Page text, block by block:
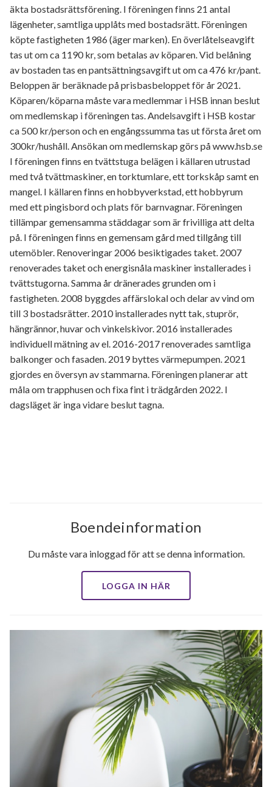
äkta bostadsrättsförening. I föreningen finns 21 antal
lägenheter, samtliga upplåts med bostadsrätt. Föreningen
köpte fastigheten 1986 (äger marken). En överlåtelseavgift
tas ut om ca 1190 kr, som betalas av köparen. Vid belåning
av bostaden tas en pantsättningsavgift ut om ca 476 kr/pant.
Beloppen är beräknade på prisbasbeloppet för år 2021.
Köparen/köparna måste vara medlemmar i HSB innan beslut
om medlemskap i föreningen tas. Andelsavgift i HSB kostar
ca 500 kr/person och en engångssumma tas ut första året om
300kr/hushåll. Ansökan om medlemskap görs på www.hsb.se
I föreningen finns en tvättstuga belägen i källaren utrustad
med två tvättmaskiner, en torktumlare, ett torkskåp samt en
mangel. I källaren finns en hobbyverkstad, ett hobbyrum
med ett pingisbord och plats för barnvagnar. Föreningen
tillämpar gemensamma städdagar som är frivilliga att delta
på. I föreningen finns en gemensam gård med tillgång till
utemöbler. Renoveringar 2006 besiktigades taket. 2007
renoverades taket och energisnåla maskiner installerades i
tvättstugorna. Samma år dränerades grunden om i
fastigheten. 2008 byggdes affärslokal och delar av vind om
till 3 bostadsrätter. 2010 installerades nytt tak, stuprör,
hängrännor, huvar och vinkelskivor. 2016 installerades
individuell mätning av el. 2016-2017 renoverades samtliga
balkonger och fasaden. 2019 byttes värmepumpen. 2021
gjordes en översyn av stammarna. Föreningen planerar att
måla om trapphusen och fixa fint i trädgården 2022. I
dagsläget är inga vidare beslut tagna.
Boendeinformation
Du måste vara inloggad för att se denna information.
LOGGA IN HÄR